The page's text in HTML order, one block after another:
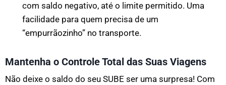
com saldo negativo, até o limite permitido. Uma
facilidade para quem precisa de um
“empurrãozinho” no transporte.
Mantenha o Controle Total das Suas Viagens
Não deixe o saldo do seu SUBE ser uma surpresa! Com